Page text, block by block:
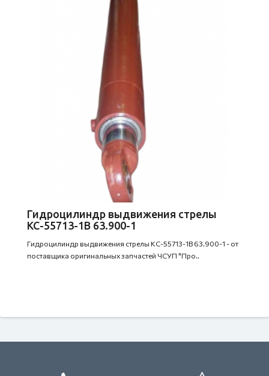
Гидроцилиндр выдвижения стрелы
КС-55713-1В 63.900-1
Гидроцилиндр выдвижения стрелы КС-55713-1В 63.900-1 - от
поставщика оригинальных запчастей ЧСУП "Про..